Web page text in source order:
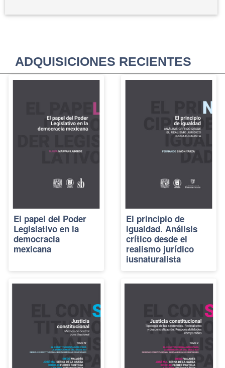
ADQUISICIONES RECIENTES
El papel del Poder
Legislativo en la
democracia
mexicana
El principio de
igualdad. Análisis
crítico desde el
realismo jurídico
iusnaturalista